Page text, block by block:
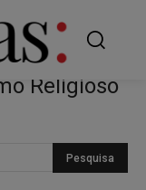
Religioso